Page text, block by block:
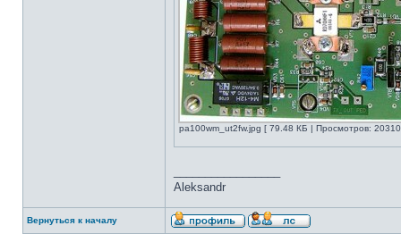
pa100wm_ut2fw.jpg [ 79.48 КБ | Просмотров:
Aleksandr
Вернуться к началу